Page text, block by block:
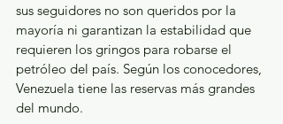
sus seguidores no son queridos por la
mayoría ni garantizan la estabilidad que
requieren los gringos para robarse el
petróleo del país. Según los conocedores,
Venezuela tiene las reservas más grandes
del mundo.